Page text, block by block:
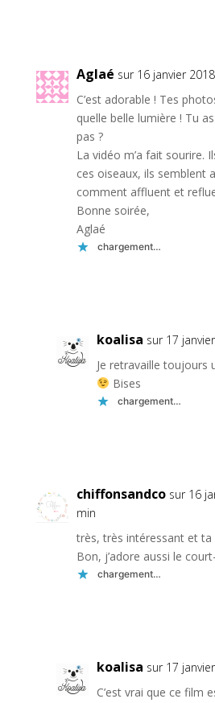
Aglaé sur 16 janvier
C’est adorable ! Tes
quelle belle lumière ! Tu
pas ?
La vidéo m’a fait sourire.
ces oiseaux, ils semblent
comment affluent et
Bonne soirée,
Aglaé
chargement…
koalisa sur 17
Je retravaille toujours
Bises
chargement…
chiffonsandco sur 16
min
très, très intéressant et
Bon, j’adore aussi le
chargement…
koalisa sur 17
C’est vrai que ce film